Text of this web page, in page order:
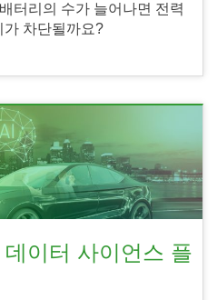
터리의 수가 늘어나면 전력
가 차단될까요?
이터 사이언스 플